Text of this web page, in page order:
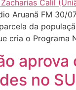
Aruanã FM 30/
da
cria o Programa
no